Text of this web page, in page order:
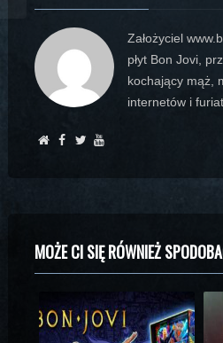
Założyciel
płyt Bon Jovi,
kochający mąż,
internetów i furiat.
MOŻE CI SIĘ RÓWNIEŻ